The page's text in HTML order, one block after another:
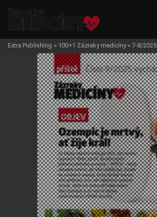
Extra Publishing » 100+1 Zázraky medicíny » 7-8/2025